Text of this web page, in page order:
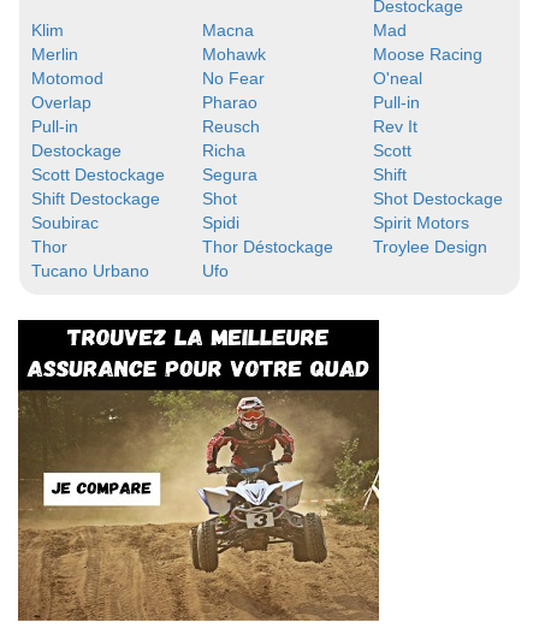
Destockage
Klim
Macna
Mad
Merlin
Mohawk
Moose Racing
Motomod
No Fear
O'neal
Overlap
Pharao
Pull-in
Pull-in
Destockage
Reusch
Rev It
Richa
Scott
Scott Destockage
Segura
Shift
Shift Destockage
Shot
Shot Destockage
Soubirac
Spidi
Spirit Motors
Thor
Thor Déstockage
Troylee Design
Tucano Urbano
Ufo